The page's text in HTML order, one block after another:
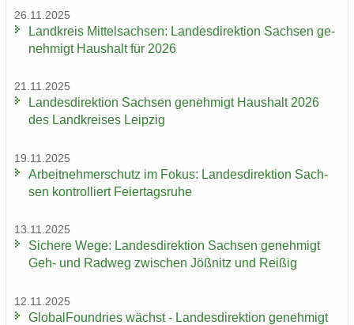
26.11.2025
Land­kreis Mit­tel­sach­sen: Lan­des­di­rek­ti­on Sach­sen ge­
neh­migt Haus­halt für 2026
21.11.2025
Lan­des­di­rek­ti­on Sach­sen ge­neh­migt Haus­halt 2026
des Land­krei­ses Leip­zig
19.11.2025
Ar­beit­neh­mer­schutz im Fokus: Lan­des­di­rek­ti­on Sach­
sen kon­trol­liert Fei­er­tags­ru­he
13.11.2025
Si­che­re Wege: Lan­des­di­rek­ti­on Sach­sen ge­neh­migt
Geh- und Rad­weg zwi­schen Jöß­nitz und Rei­ßig
12.11.2025
Glo­bal­Found­ries wächst - Lan­des­di­rek­ti­on ge­neh­migt